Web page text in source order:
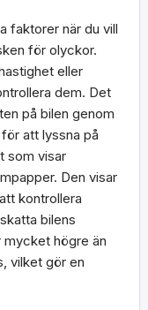
faktorer när du vill
för olyckor.
eller
dem. Det
på bilen genom
att lyssna på
som visar
Den visar
kontrollera
bilens
högre än
vilket gör en